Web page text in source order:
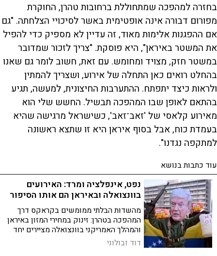
בחזרה למהפכה שמתחוללת ברחובות טהרן, החוקרת
מפורום דבורה אינה אופטימית באשר לסיכויי הצלחתה. "גם
אם ההפגנות אלימות מאוד, זה עדיין לא מספיק כדי להפיל
את המשטר באיראן", היא פוסקת. "צריך לזכור שמדובר
במשטר חזק, מצויד ומחומש. עם זאת, חשוב לומר גם שאנו
בהחלט רואים כאן התחלה של אירוע, ושצריך להמתין
ולראות כיצד יתפתח. ההתערבות החיצונית, למעשה, תגיע
בהתאם לאופן שבו המהפכה תבשיל. החשש שלי הוא
מאירוע קלאסי של 'זאב־זאב', כשישראל מרגישה שהיא
בעמדת כוח, אבל בסוף איראן היא זו שתצא ראשונה
למתקפה נגדנו".
עוד כתבות בנושא
נפט, אינפלציה ומרד: האירועים
בוונצואלה ובאיראן הם אותו הסיפור
מהשדות הבלתי ממומשים בקראקס דרך
המהפכה בטהרן: זינוק במחירי המזון באיראן
והמהלך האמריקני בוונצואלה מציירים יחד
תמונה רחבה של מאבק על אנרגיה, מטבע
והשפעה - עם השלכות דרמטיות על רוסיה,
דוד זבולוני